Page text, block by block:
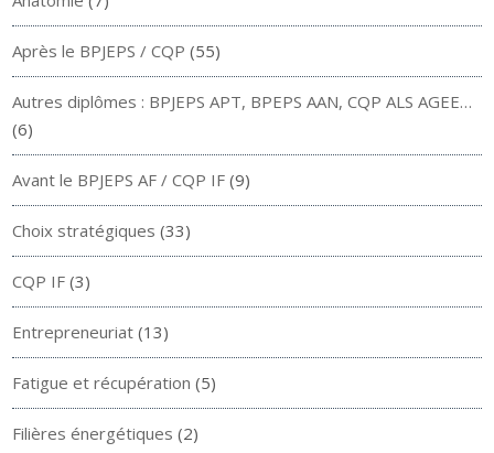
Après le BPJEPS / CQP (55)
Autres diplômes : BPJEPS APT, BPEPS AAN, CQP ALS AGEE…
(6)
Avant le BPJEPS AF / CQP IF (9)
Choix stratégiques (33)
CQP IF (3)
Entrepreneuriat (13)
Fatigue et récupération (5)
Filières énergétiques (2)